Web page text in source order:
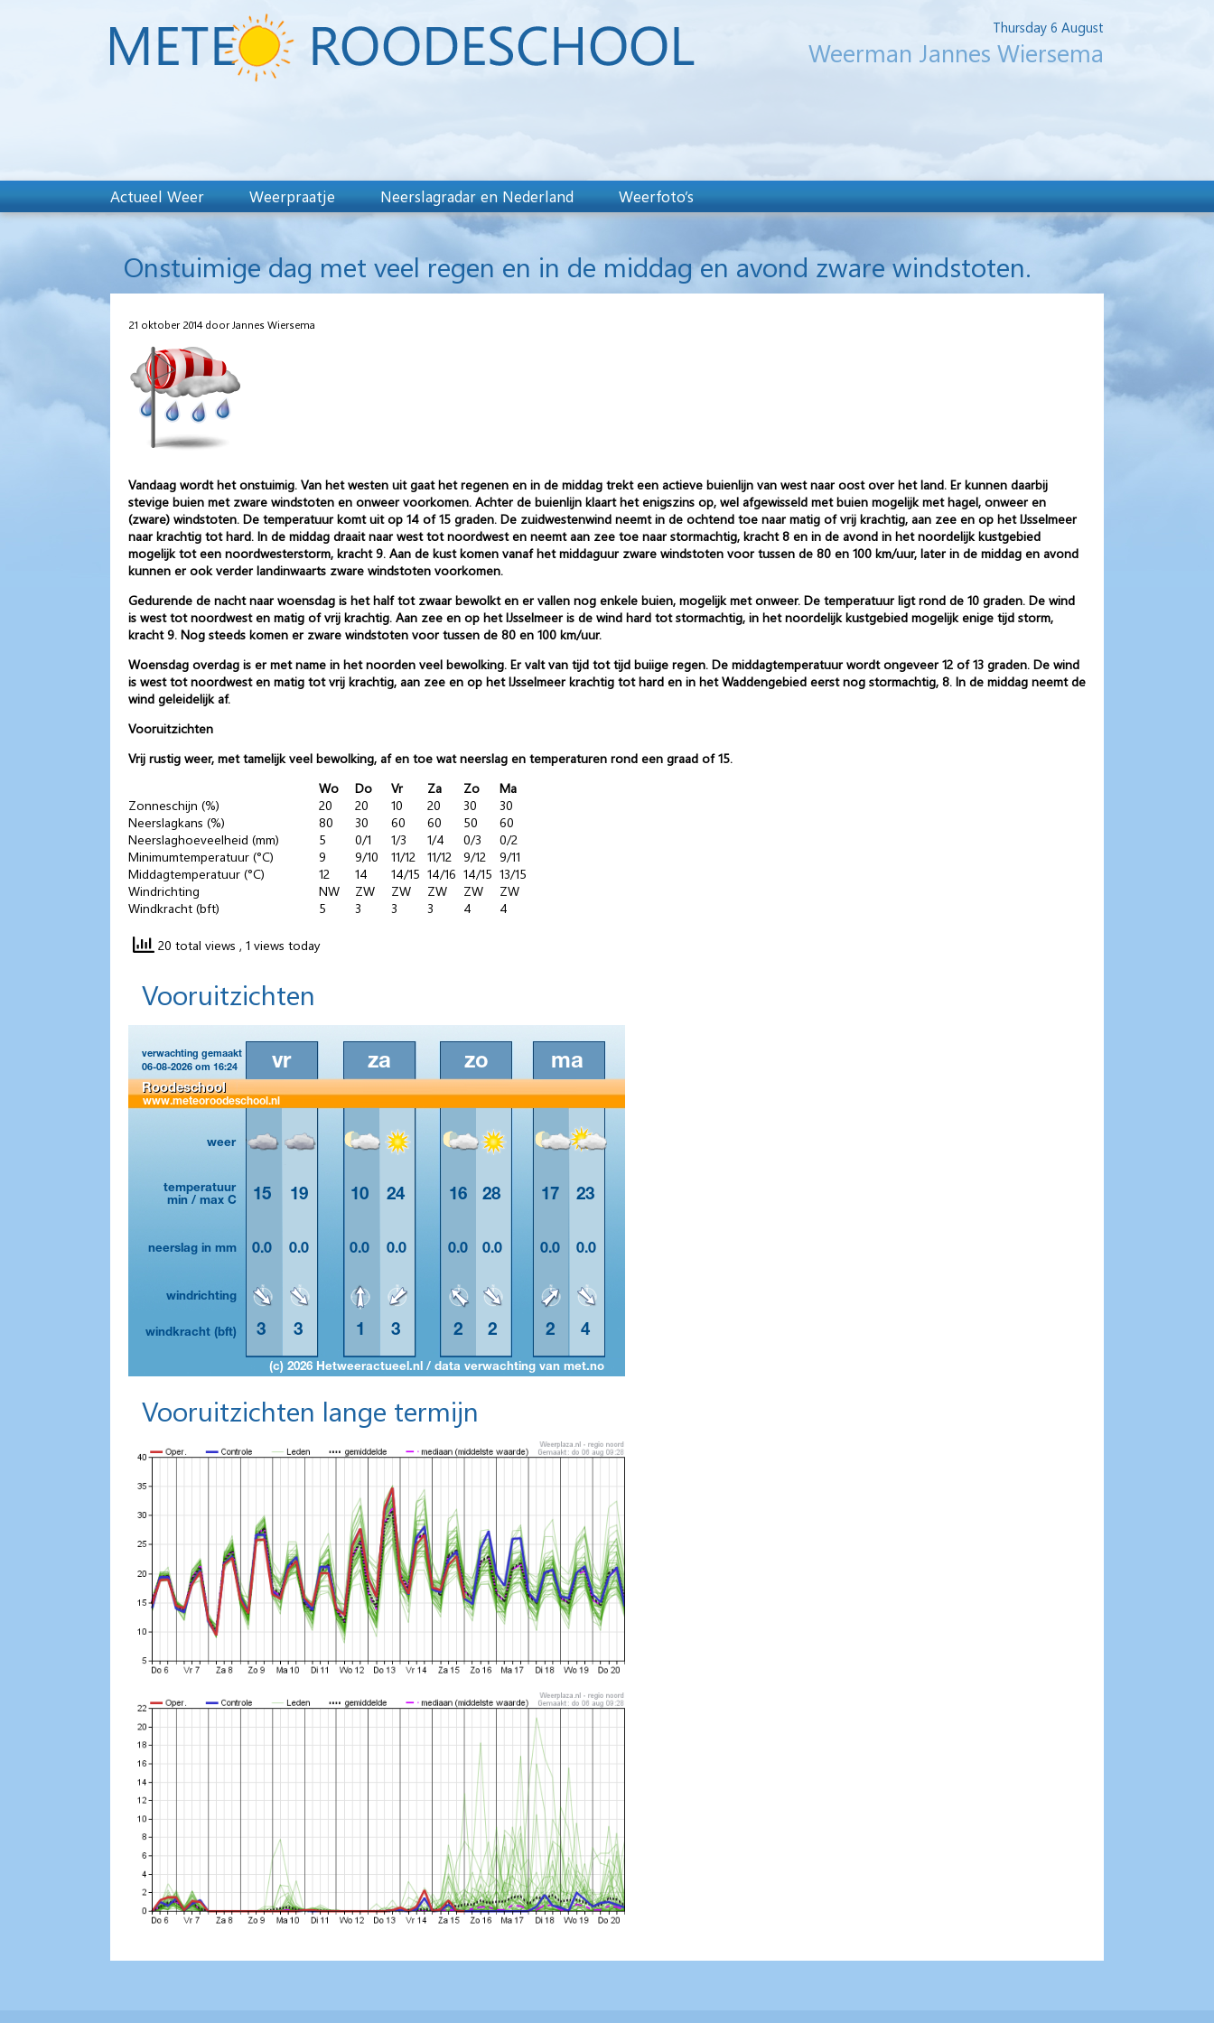
Thursday 6 August
Weerman Jannes Wiersema
Actueel Weer Weerpraatje Neerslagradar en Nederland Weerfoto’s
Onstuimige dag met veel regen en in de middag en avond zware windstoten.
21 oktober 2014 door Jannes Wiersema
Vandaag wordt het onstuimig. Van het westen uit gaat het regenen en in de middag trekt een actieve buienlijn van west naar oost over het land. Er kunnen daarbij
stevige buien met zware windstoten en onweer voorkomen. Achter de buienlijn klaart het enigszins op, wel afgewisseld met buien mogelijk met hagel, onweer en
(zware) windstoten. De temperatuur komt uit op 14 of 15 graden. De zuidwestenwind neemt in de ochtend toe naar matig of vrij krachtig, aan zee en op het IJsselmeer
naar krachtig tot hard. In de middag draait naar west tot noordwest en neemt aan zee toe naar stormachtig, kracht 8 en in de avond in het noordelijk kustgebied
mogelijk tot een noordwesterstorm, kracht 9. Aan de kust komen vanaf het middaguur zware windstoten voor tussen de 80 en 100 km/uur, later in de middag en avond
kunnen er ook verder landinwaarts zware windstoten voorkomen.
Gedurende de nacht naar woensdag is het half tot zwaar bewolkt en er vallen nog enkele buien, mogelijk met onweer. De temperatuur ligt rond de 10 graden. De wind
is west tot noordwest en matig of vrij krachtig. Aan zee en op het IJsselmeer is de wind hard tot stormachtig, in het noordelijk kustgebied mogelijk enige tijd storm,
kracht 9. Nog steeds komen er zware windstoten voor tussen de 80 en 100 km/uur.
Woensdag overdag is er met name in het noorden veel bewolking. Er valt van tijd tot tijd buiige regen. De middagtemperatuur wordt ongeveer 12 of 13 graden. De wind
is west tot noordwest en matig tot vrij krachtig, aan zee en op het IJsselmeer krachtig tot hard en in het Waddengebied eerst nog stormachtig, 8. In de middag neemt de
wind geleidelijk af.
Vooruitzichten
Vrij rustig weer, met tamelijk veel bewolking, af en toe wat neerslag en temperaturen rond een graad of 15.
Wo
Do Vr Za Zo
Ma
Zonneschijn (%)
20 20 10 20 30
30
Neerslagkans (%)
80 30 60 60 50
60
Neerslaghoeveelheid (mm)
5 0/1 1/3 1/4 0/3
0/2
Minimumtemperatuur (°C)
9 9/10 11/12 11/12 9/12
9/11
Middagtemperatuur (°C)
12 14 14/15 14/16 14/15 13/15
Windrichting
NW ZW ZW ZW ZW
ZW
Windkracht (bft)
5 3 3 3 4 4
20 total views , 1 views today
Vooruitzichten
Vooruitzichten lange termijn